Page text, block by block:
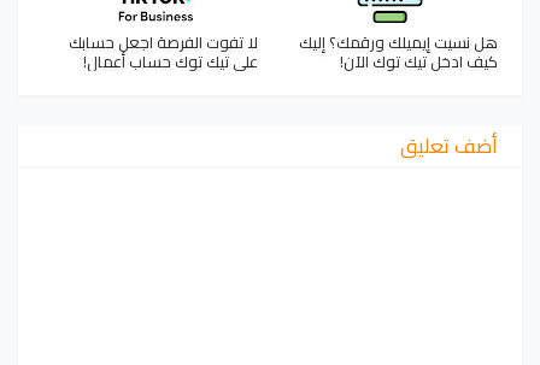
هل نسيت إيميلك ورقمك؟ إليك
كيف ادخل تيك توك الآن!
لا تفوت الفرصة اجعل حسابك
على تيك توك حساب أعمال!
أضف تعليق